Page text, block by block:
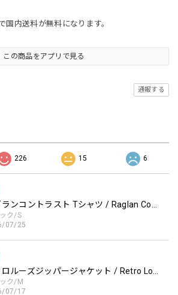
国内送料が無料になります。
この商品をアプリで見る
通報する
226 15 6
ク/S
07/25
ク/M
07/17